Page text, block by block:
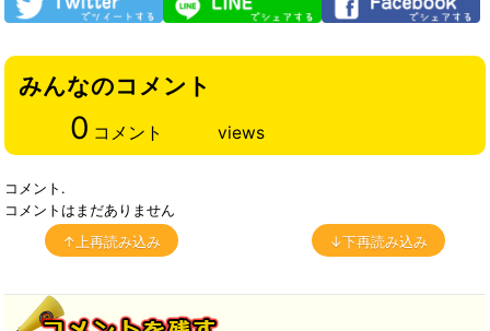
みんなのコメント
0 コメント views
コメント.
コメントはまだありません
↑上再読み込み
↓下再読み込み